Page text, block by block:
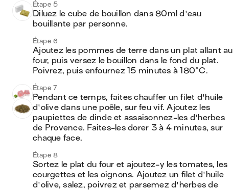
Étape 5
Diluez le cube de bouillon dans 80ml d'eau
bouillante par personne.
Étape 6
Ajoutez les pommes de terre dans un plat allant au
four, puis versez le bouillon dans le fond du plat.
Poivrez, puis enfournez 15 minutes à 180°C.
Étape 7
Pendant ce temps, faites chauffer un filet d'huile
d'olive dans une poêle, sur feu vif. Ajoutez les
paupiettes de dinde et assaisonnez-les d'herbes
de Provence. Faites-les dorer 3 à 4 minutes, sur
chaque face.
Étape 8
Sortez le plat du four et ajoutez-y les tomates, les
courgettes et les oignons. Ajoutez un filet d'huile
d'olive, salez, poivrez et parsemez d'herbes de